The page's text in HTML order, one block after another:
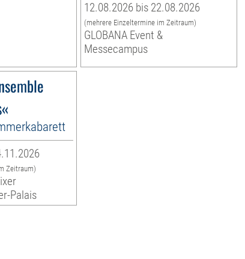
12.08.2026 bis 22.08.2026
(mehrere Einzeltermine im Zeitraum)
GLOBANA Event &
Messecampus
Zeitraum)
Palais